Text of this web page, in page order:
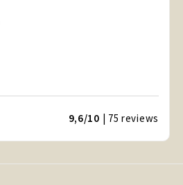
9,6/10 | 75reviews